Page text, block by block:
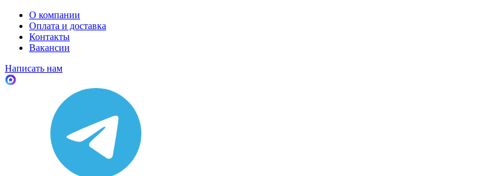
О компании
Оплата и доставка
Контакты
Вакансии
Написать нам